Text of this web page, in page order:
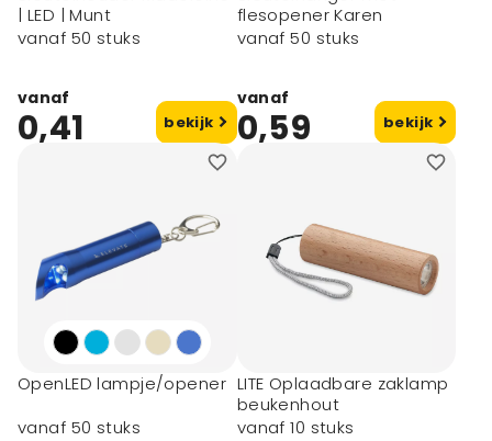
| LED | Munt
vanaf 50 stuks
vanaf
0,41 bekijk
flesopener Karen
vanaf 50 stuks
vanaf
0,59 bekijk
OpenLED lampje/opener
vanaf 50 stuks
LITE Oplaadbare zaklamp
beukenhout
vanaf 10 stuks